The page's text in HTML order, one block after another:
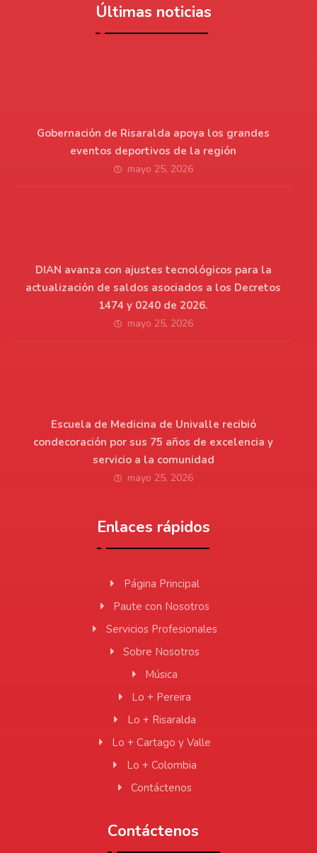
Últimas noticias
Gobernación de Risaralda apoya los grandes
eventos deportivos de la región
mayo 25, 2026
DIAN avanza con ajustes tecnológicos para la
actualización de saldos asociados a los Decretos
1474 y 0240 de 2026.
mayo 25, 2026
Escuela de Medicina de Univalle recibió
condecoración por sus 75 años de excelencia y
servicio a la comunidad
mayo 25, 2026
Enlaces rápidos
Página Principal
Paute con Nosotros
Servicios Profesionales
Sobre Nosotros
Música
Lo + Pereira
Lo + Risaralda
Lo + Cartago y Valle
Lo + Colombia
Contáctenos
Contáctenos